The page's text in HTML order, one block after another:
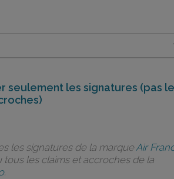
seulement les signatures (pas
les signatures de la marqueAir
tous les claims et accroches de la
.